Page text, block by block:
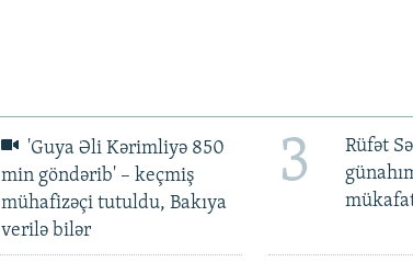
'Guya Əli Kərimliyə 850
min göndərib' – keçmiş
mühafizəçi tutuldu, Bakıya
verilə bilər
3
Rüfət